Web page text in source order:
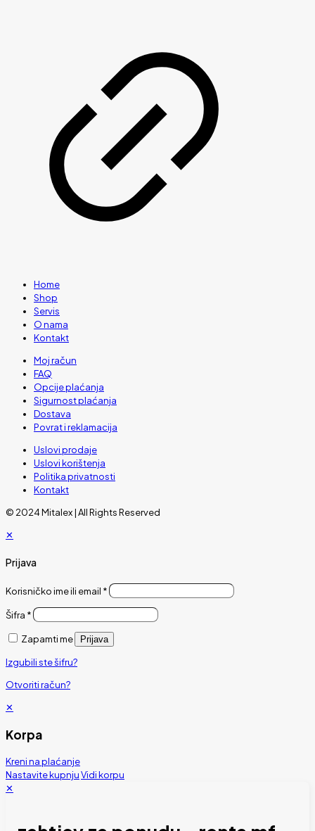
Home
Shop
Servis
O nama
Kontakt
Moj račun
FAQ
Opcije plaćanja
Sigurnost plaćanja
Dostava
Povrat i reklamacija
Uslovi prodaje
Uslovi korištenja
Politika privatnosti
Kontakt
© 2024 Mitalex | All Rights Reserved
✕
Prijava
Korisničko ime ili email *
Šifra *
Zapamti me Prijava
Izgubili ste šifru?
Otvoriti račun?
✕
Korpa
Kreni na plaćanje
Nastavite kupnjuVidi korpu
✕